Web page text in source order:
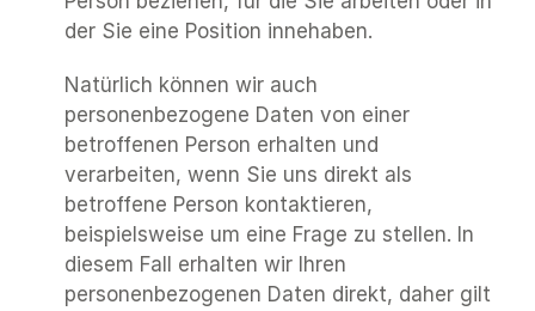
der Sie eine Position innehaben.
Natürlich können wir auch
personenbezogene Daten von einer
betroffenen Person erhalten und
verarbeiten, wenn Sie uns direkt als
betroffene Person kontaktieren,
beispielsweise um eine Frage zu stellen. In
diesem Fall erhalten wir Ihren
personenbezogenen Daten direkt, daher gilt